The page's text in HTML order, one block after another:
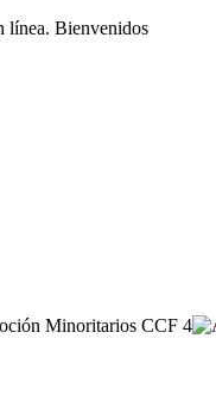
línea. Bienvenidos